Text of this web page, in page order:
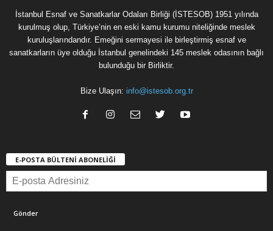
İstanbul Esnaf ve Sanatkarlar Odaları Birliği (İSTESOB) 1951 yılında
kurulmuş olup, Türkiye’nin en eski kamu kurumu niteliğinde meslek
kuruluşlarındandır. Emeğini sermayesi ile birleştirmiş esnaf ve
sanatkarların üye olduğu İstanbul genelindeki 145 meslek odasının bağlı
bulunduğu bir Birliktir.
Bize Ulaşın: info@istesob.org.tr
E-POSTA BÜLTENİ ABONELİĞİ